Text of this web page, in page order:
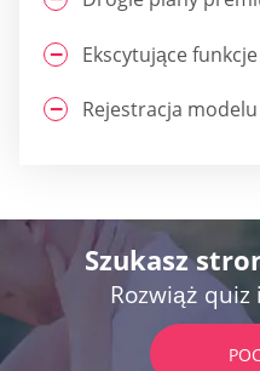
Ekscytujące
Rejestracja
Szukasz
Rozwiąż